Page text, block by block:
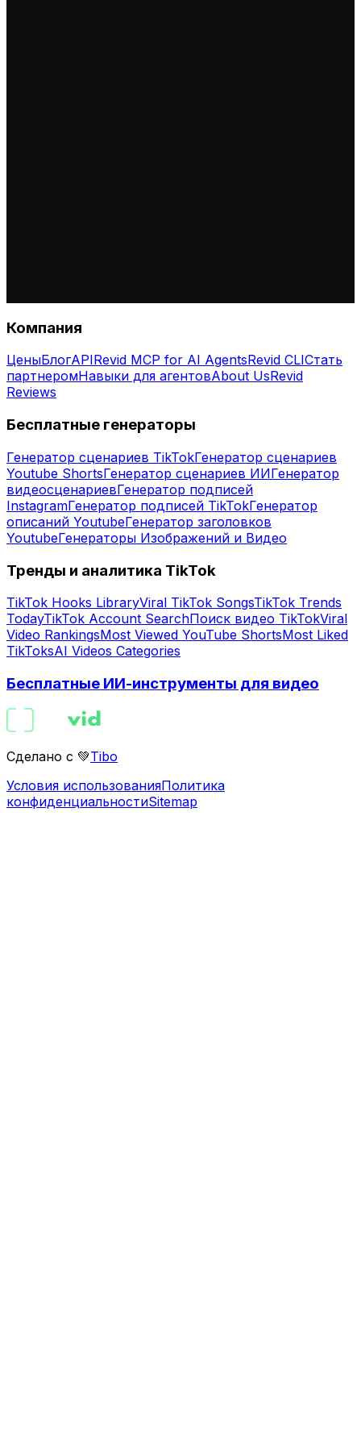
Компания
ЦеныБлогAPIRevid MCP for AI AgentsRevid CLIСтать
партнеромНавыки для агентовAbout UsRevid
Reviews
Бесплатные генераторы
Генератор сценариев TikTokГенератор сценариев
Youtube ShortsГенератор сценариев ИИГенератор
видеосценариевГенератор подписей
InstagramГенератор подписей TikTokГенератор
описаний YoutubeГенератор заголовков
YoutubeГенераторы Изображений и Видео
Тренды и аналитика TikTok
TikTok Hooks LibraryViral TikTok SongsTikTok Trends
TodayTikTok Account SearchПоиск видео TikTokViral
Video RankingsMost Viewed YouTube ShortsMost Liked
TikToksAI Videos Categories
Бесплатные ИИ-инструменты для видео
Сделано с 💚Tibo
Условия использованияПолитика
конфиденциальностиSitemap